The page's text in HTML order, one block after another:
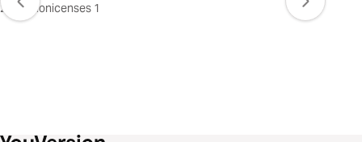
2Tessalonicenses 1